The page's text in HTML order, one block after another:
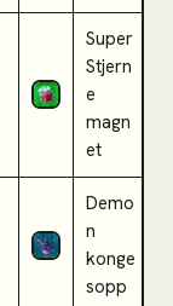
Super
Stjern
e
magn
et
Demo
n
konge
sopp